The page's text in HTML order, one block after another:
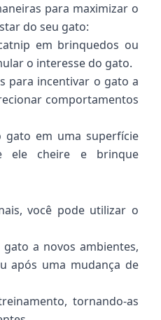
para maximizar o
do seu gato:
em brinquedos ou
o interesse do gato.
para incentivar o gato a
comportamentos
gato em uma superfície
ele cheire e brinque
você pode utilizar o
a novos ambientes,
após uma mudança de
tornando-as